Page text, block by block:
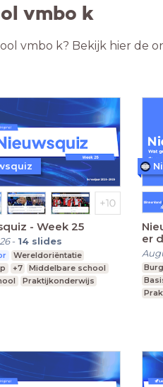
vmbo k
vmbo k? Bekijk hier de
- Week 25
- 14 slides
Wereldoriëntatie
+7
Middelbare school
Praktijkonderwijs
er